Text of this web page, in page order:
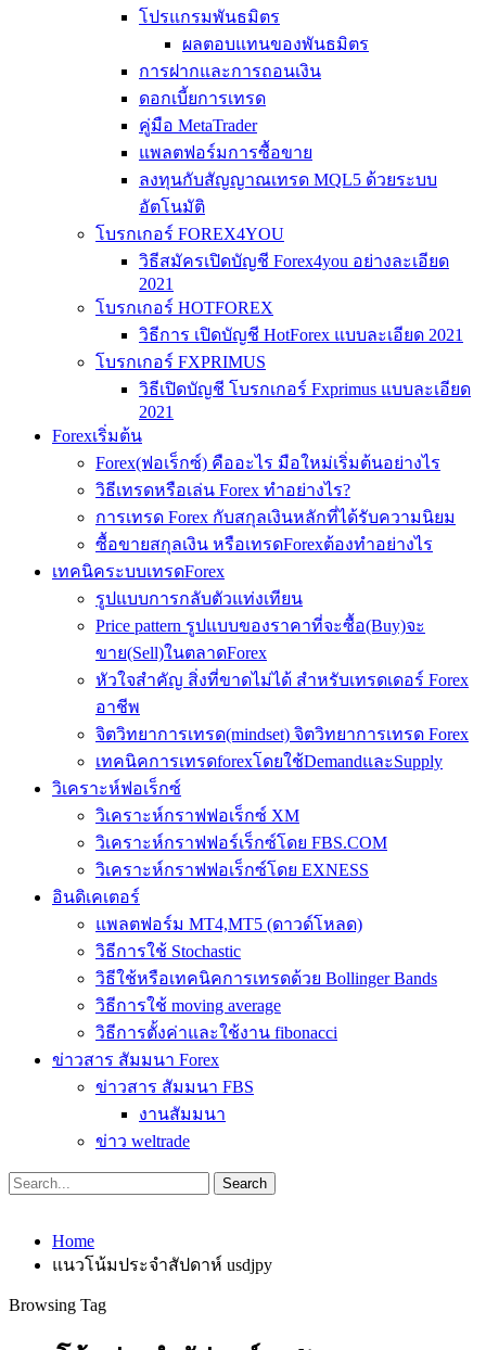
โปรแกรมพันธมิตร
ผลตอบแทนของพันธมิตร
การฝากและการถอนเงิน
ดอกเบี้ยการเทรด
คู่มือ MetaTrader
แพลตฟอร์มการซื้อขาย
ลงทุนกับสัญญาณเทรด MQL5 ด้วยระบบ
อัตโนมัติ
โบรกเกอร์ FOREX4YOU
วิธีสมัครเปิดบัญชี Forex4you อย่างละเอียด
2021
โบรกเกอร์ HOTFOREX
วิธีการ เปิดบัญชี HotForex แบบละเอียด 2021
โบรกเกอร์ FXPRIMUS
วิธีเปิดบัญชี โบรกเกอร์ Fxprimus แบบละเอียด
2021
Forexเริ่มต้น
Forex(ฟอเร็กซ์) คืออะไร มือใหม่เริ่มต้นอย่างไร
วิธีเทรดหรือเล่น Forex ทำอย่างไร?
การเทรด Forex กับสกุลเงินหลักที่ได้รับความนิยม
ซื้อขายสกุลเงิน หรือเทรดForexต้องทำอย่างไร
เทคนิคระบบเทรดForex
รูปแบบการกลับตัวแท่งเทียน
Price pattern รูปแบบของราคาที่จะซื้อ(Buy)จะ
ขาย(Sell)ในตลาดForex
หัวใจสำคัญ สิ่งที่ขาดไม่ได้ สำหรับเทรดเดอร์ Forex
อาชีพ
จิตวิทยาการเทรด(mindset) จิตวิทยาการเทรด Forex
เทคนิคการเทรดforexโดยใช้DemandและSupply
วิเคราะห์ฟอเร็กซ์
วิเคราะห์กราฟฟอเร็กซ์ XM
วิเคราะห์กราฟฟอร์เร็กซ์โดย FBS.COM
วิเคราะห์กราฟฟอเร็กซ์โดย EXNESS
อินดิเคเตอร์
แพลตฟอร์ม MT4,MT5 (ดาวด์โหลด)
วิธีการใช้ Stochastic
วิธีใช้หรือเทคนิคการเทรดด้วย Bollinger Bands
วิธีการใช้ moving average
วิธีการตั้งค่าและใช้งาน fibonacci
ข่าวสาร สัมมนา Forex
ข่าวสาร สัมมนา FBS
งานสัมมนา
ข่าว weltrade
Home
แนวโน้มประจำสัปดาห์ usdjpy
Browsing Tag